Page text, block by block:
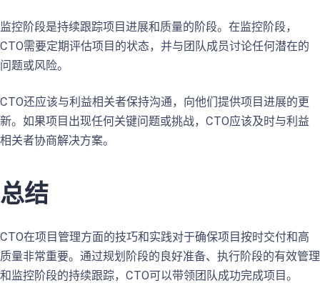
监控阶段是持续跟踪项目进展和质量的阶段。在监控阶段，
CTO需要定期评估项目的状态，并与团队成员讨论任何潜在的
问题或风险。
CTO还应该与利益相关者保持沟通，向他们提供项目进展的更
新。如果项目出现任何关键问题或挑战，CTO应该及时与利益
相关者协商解决方案。
总结
CTO在项目管理方面的技巧和实践对于确保项目按时交付和高
质量非常重要。通过规划阶段的良好准备、执行阶段的有效管理
和监控阶段的持续跟踪，CTO可以带领团队成功完成项目。